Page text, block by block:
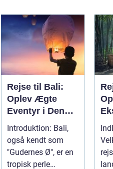
Rejse til Bali:
Oplev Ægte
Eventyr i Denne
Indonesiske
Drømmedestinat
ion
Introduktion: Bali,
også kendt som
"Gudernes Ø", er en
tropisk perle